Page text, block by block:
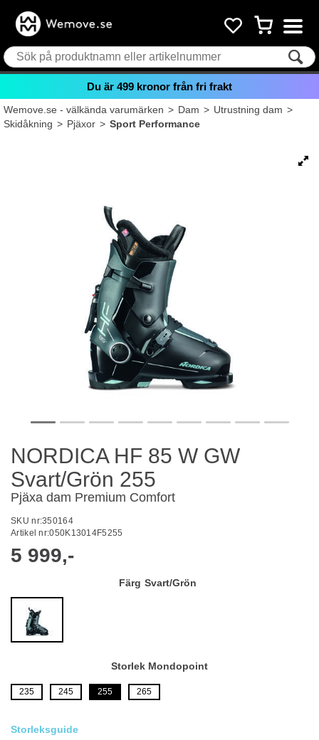
Du är 499 kronor från fri frakt
Wemove.se - välkända varumärken>Dam>Utrustning dam>
Skidåkning>Pjäxor>Sport Performance
NORDICA HF 85 W GW
Svart/Grön 255
Pjäxa dam Premium Comfort
SKU nr:350164
Artikel nr:050K13014F5255
5 999,-
Färg Svart/Grön
Storlek Mondopoint
235 245 255 265